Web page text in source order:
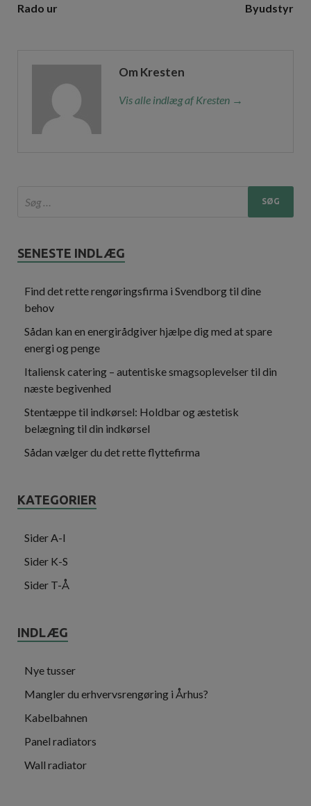
Rado ur Byudstyr
Om Kresten
Vis alle indlæg af Kresten →
SENESTE INDLÆG
Find det rette rengøringsfirma i Svendborg til dine
behov
Sådan kan en energirådgiver hjælpe dig med at spare
energi og penge
Italiensk catering – autentiske smagsoplevelser til din
næste begivenhed
Stentæppe til indkørsel: Holdbar og æstetisk
belægning til din indkørsel
Sådan vælger du det rette flyttefirma
KATEGORIER
Sider A-I
Sider K-S
Sider T-Å
INDLÆG
Nye tusser
Mangler du erhvervsrengøring i Århus?
Kabelbahnen
Panel radiators
Wall radiator